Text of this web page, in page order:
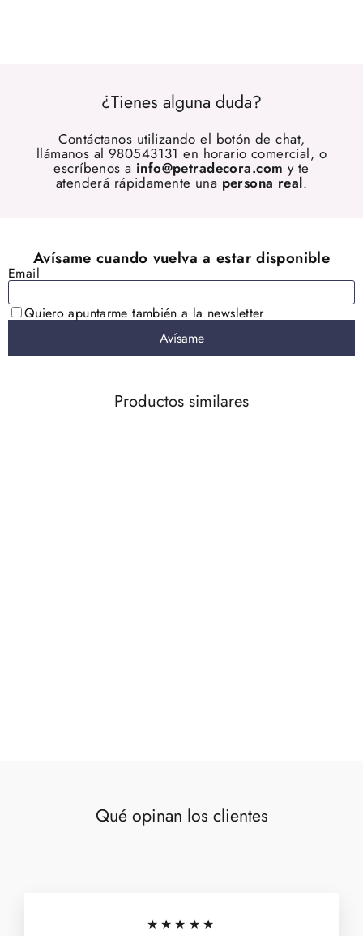
¿Tienes alguna duda?
Contáctanos utilizando el botón de chat,
llámanos al 980543131 en horario comercial, o
escríbenos a info@petradecora.com y te
atenderá rápidamente una persona real.
Productos similares
Qué opinan los clientes
★★★★★